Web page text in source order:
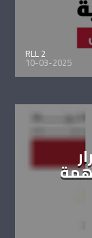
RLL 2
10-03-2025